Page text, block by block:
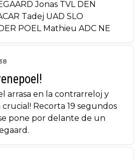
Jonas TVL DEN
Tadej UAD SLO
POEL Mathieu ADC NE
arrasa en la contrarreloj y
Recorta 19 segundos
pone por delante de un